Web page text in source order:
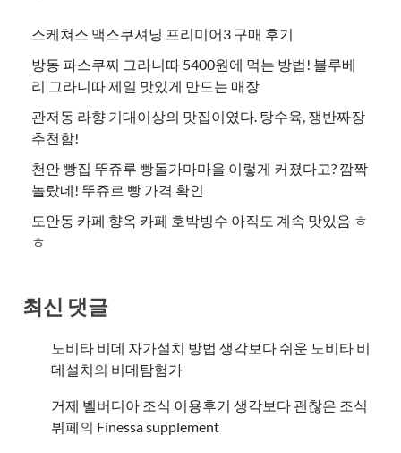
스케쳐스 맥스쿠셔닝 프리미어3 구매 후기
방동 파스쿠찌 그라니따 5400원에 먹는 방법! 블루베
리 그라니따 제일 맛있게 만드는 매장
관저동 라향 기대이상의 맛집이였다. 탕수육, 쟁반짜장
추천함!
천안 빵집 뚜쥬루 빵돌가마마을 이렇게 커졌다고? 깜짝
놀랐네! 뚜쥬르 빵 가격 확인
도안동 카페 향옥 카페 호박빙수 아직도 계속 맛있음 ㅎ
ㅎ
최신 댓글
노비타 비데 자가설치 방법 생각보다 쉬운 노비타 비
데설치의 비데탐험가
거제 벨버디아 조식 이용후기 생각보다 괜찮은 조식
뷔페의 ​Finessa supplement